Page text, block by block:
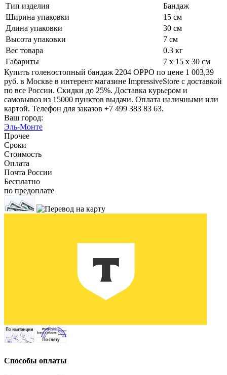
Тип изделия
Бандаж
Ширина упаковки
15 см
Длина упаковки
30 см
Высота упаковки
7 см
Вес товара
0.3 кг
Габариты
7 x 15 x 30 см
Купить голеностопный бандаж 2204 OPPO по цене 1 003,39
руб. в Москве в интерент магазине ImpressiveStore с доставкой
по все России. Скидки до 25%. Доставка курьером и
самовывоз из 15000 пунктов выдачи. Оплата наличными или
картой. Телефон для заказов +7 499 383 83 63.
Ваш город:
Эль-Монте
Прочее
Сроки
Стоимость
Оплата
Почта России
Бесплатно
по предоплате
Способы оплаты